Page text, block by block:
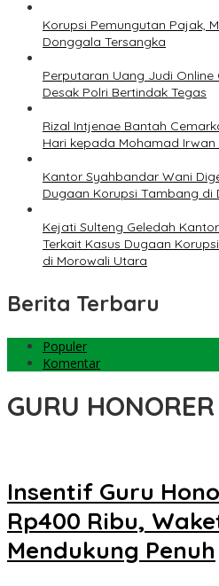
Korupsi Pemungutan Pajak,
Donggala Tersangka
Perputaran Uang Judi Online
Desak Polri Bertindak Tegas
Rizal Intjenae Bantah
Hari kepada Mohamad
Kantor Syahbandar Wani
Dugaan Korupsi Tambang di
Kejati Sulteng Geledah
Terkait Kasus Dugaan
di Morowali Utara
Berita Terbaru
Populer
Komentar
GURU HONORER
Insentif Guru
Rp400 Ribu,
Mendukung Penuh